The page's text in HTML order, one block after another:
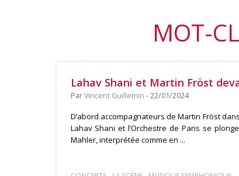
MOT-
Lahav Shani et Martin Fröst
ParVincent Guillemin - 22/01/2024
D’abord accompagnateurs de Martin Fröst
Lahav Shani et l’Orchestre de Paris se
Mahler, interprétée comme en ...